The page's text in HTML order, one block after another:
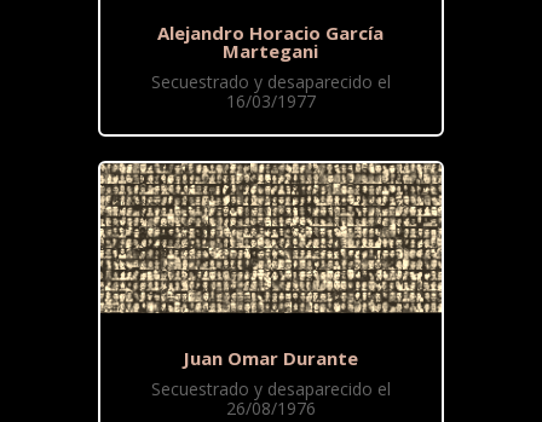
Alejandro Horacio García
Martegani
Secuestrado y desaparecido el
16/03/1977
Juan Omar Durante
Secuestrado y desaparecido el
26/08/1976